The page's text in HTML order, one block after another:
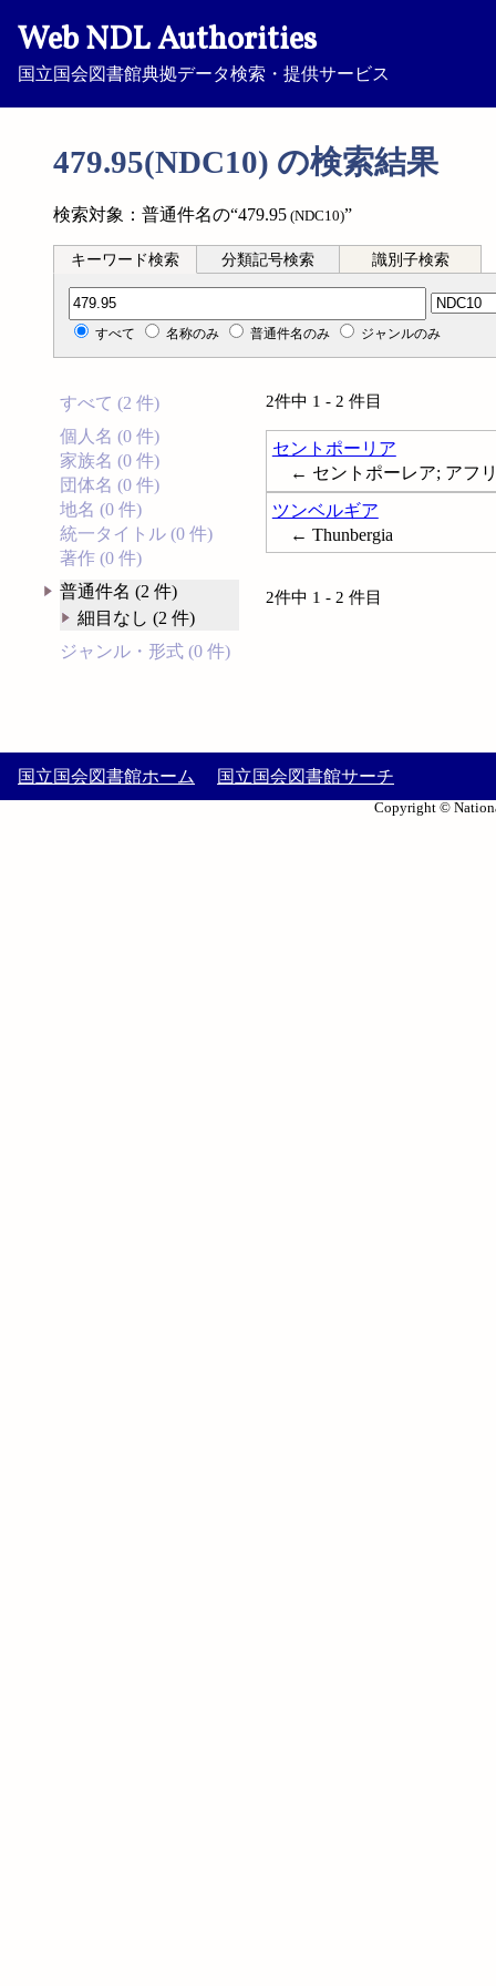
Web NDL Authorities
国立国会図書館典拠データ検索・提供サービス
479.95(NDC10) の検索結果
検索対象：普通件名の“479.95 (NDC10)”
キーワード検索 分類記号検索 識別子検索
分類記号検索
すべて 名称のみ 普通件名のみ ジャンルのみ
すべて (2 件)
個人名 (0 件)
家族名 (0 件)
団体名 (0 件)
地名 (0 件)
統一タイトル (0 件)
著作 (0 件)
普通件名 (2 件)
細目なし (2 件)
ジャンル・形式 (0 件)
2件中 1 - 2 件目
セントポーリア
← セントポーレア; アフ
ツンベルギア
← Thunbergia
2件中 1 - 2 件目
国立国会図書館ホーム 国立国会図書館サーチ
Copyright ©